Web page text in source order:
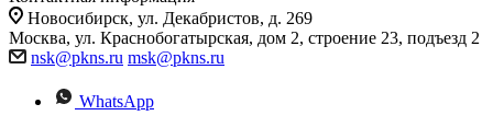
Новосибирск, ул. Декабристов, д. 269
Москва, ул. Краснобогатырская, дом 2, строение 23, подъезд 2
nsk@pkns.ru msk@pkns.ru
WhatsApp